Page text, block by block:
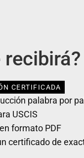
recibirá?
CERTIFICADA
palabra por
USCIS
formato PDF
certificado de